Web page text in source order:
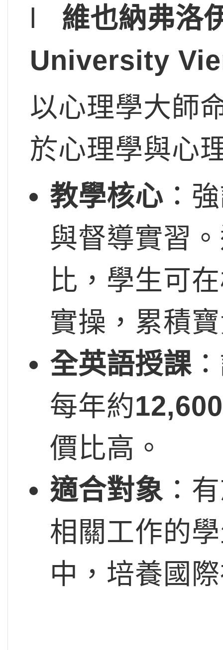
l 維也納弗洛
University
以心理學大師
於心理學與心
教學核心：
與督導實習
比，學生可
實操，累積
全英語授課
每年約
價比高。
適合對象：
相關工作的
中，培養國